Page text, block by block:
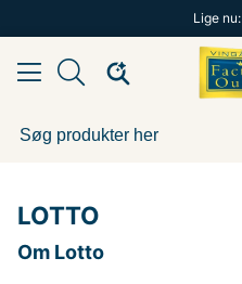
Lige nu:
LOTTO
Om Lotto